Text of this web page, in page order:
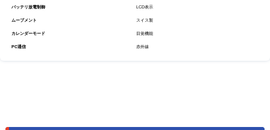
バッテリ放電制御 LCD表示
ムーブメント スイス製
カレンダーモード 目覚機能
PC通信 赤外線